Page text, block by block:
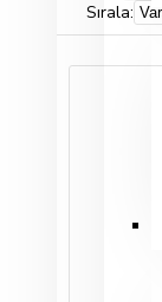
Sırala: